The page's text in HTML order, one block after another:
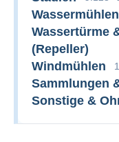
Wassermühlen
Wassertürme
(Repeller)
Windmühlen
Sammlungen
Sonstige &